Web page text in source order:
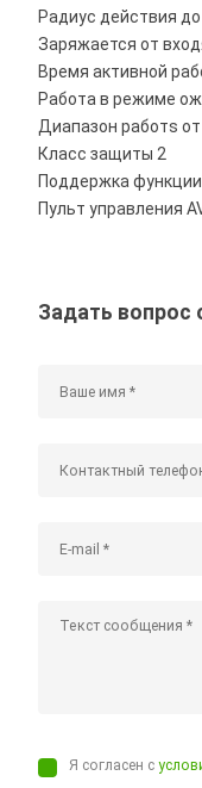
Радиус действия
Заряжается от
Время активной
Работа в режиме
Диапазон работs от
Класс защиты 2
Поддержка функции
Пульт управления
Задать вопрос
Я согласен с